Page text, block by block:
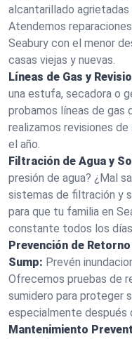
alcantarillado
Atendemos
Seabury con el menor
casas viejas y nuevas.
Líneas de Gas y
una estufa, secadora o
probamos líneas de gas
realizamos revisiones
el año.
Filtración de Agua y
presión de agua? ¿Mal
sistemas de filtración y
para que tu familia en
constante todos los
Prevención de
Sump: Prevén
Ofrecemos pruebas de
sumidero para proteger
especialmente después
Mantenimiento